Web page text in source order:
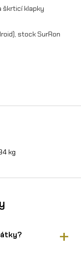
škrticí klapky
stock SurRon
kg